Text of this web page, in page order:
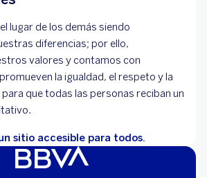
lugar de los demás siendo
diferencias; por ello,
valores y contamos con
la igualdad, el respeto y la
que todas las personas reciban un
sitio accesible para todos.